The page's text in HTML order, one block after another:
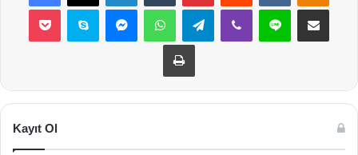
Pocket Skype MessengerWhatsAppTelegramViber Line E-Posta ile
Yazdır
Kayıt Ol